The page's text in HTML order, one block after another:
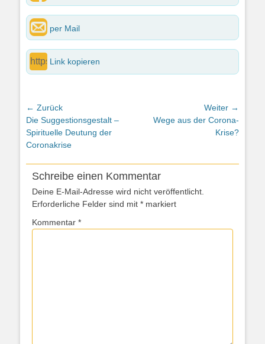
per Mail
Link kopieren
Beitragsnavigation
← Zurück
Vorheriger
Beitrag:
Die Suggestionsgestalt –
Spirituelle Deutung der
Coronakrise
Weiter →
NächsterWege aus der Corona-
Krise?
Schreibe einen Kommentar
Deine E-Mail-Adresse wird nicht veröffentlicht.
Erforderliche Felder sind mit * markiert
Kommentar *